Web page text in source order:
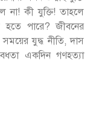
না! কী যুক্তি! তাহলে
হতে পারে? জীবনের
সময়ের যুদ্ধ নীতি, দাস
একদিন গণহত্যা